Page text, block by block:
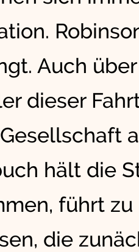
Auch
dieser
hält die
führt
die